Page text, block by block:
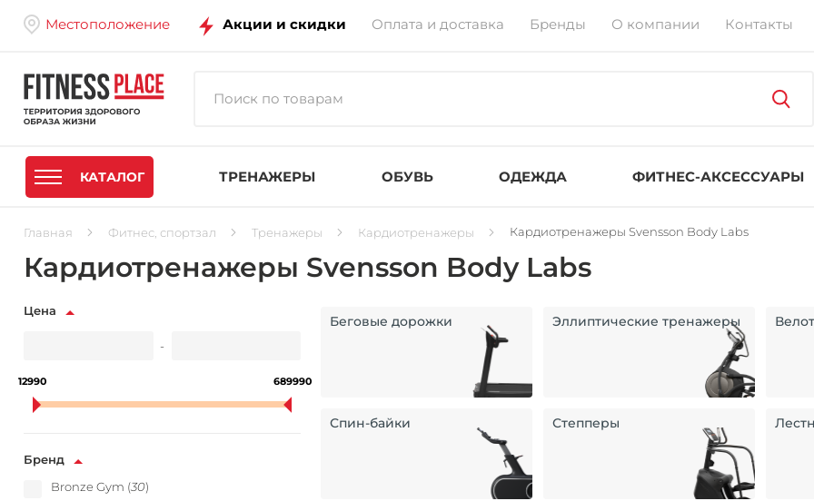
Местоположение Акции и скидки Оплата и доставка Бренды О компании Контакты
КАТАЛОГ ТРЕНАЖЕРЫ ОБУВЬ ОДЕЖДА ФИТНЕС-АКСЕССУАРЫ
Главная Фитнес, спортзал Тренажеры Кардиотренажеры Кардиотренажеры Svensson Body Labs
Кардиотренажеры Svensson Body Labs
Цена
-
12990 689990
Бренд
Bronze Gym (30)
Беговые дорожки Эллиптические тренажеры
Спин-байки Степперы